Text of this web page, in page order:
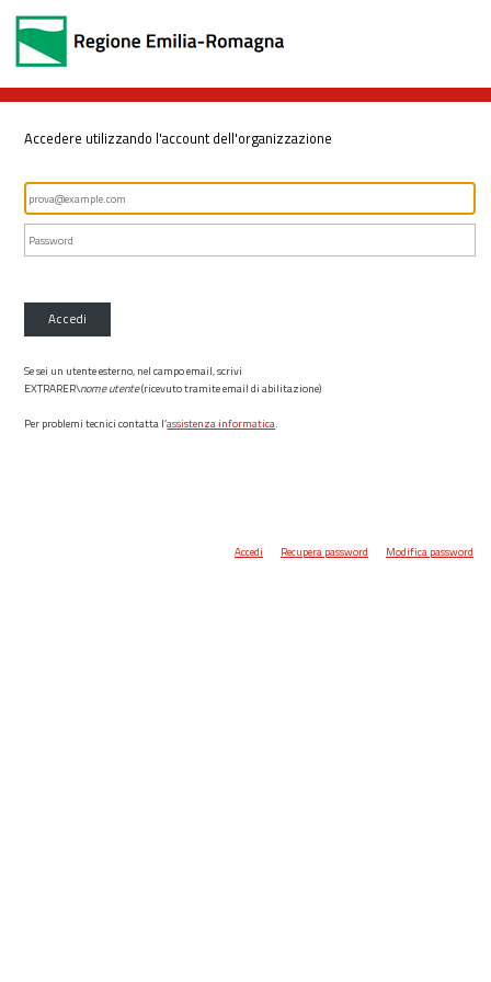
Accedere utilizzando l'account dell'organizzazione
Accedi
Se sei un utente esterno, nel campo email, scrivi
EXTRARER\nome utente(ricevuto tramite email di abilitazione)
Per problemi tecnici contatta l’assistenza informatica.
Accedi Recupera password Modifica password